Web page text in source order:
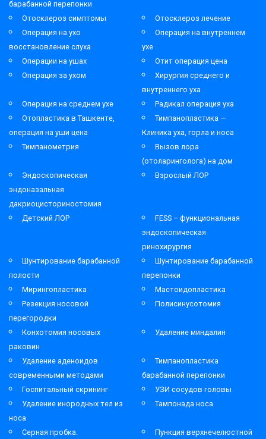
барабанной перепонки
Отосклероз симптомы
Отосклероз лечение
Операция на ухо
восстановление слуха
Операция на внутреннем
ухе
Операции на ушах
Отит операция цена
Операция за ухом
Хирургия среднего и
внутреннего уха
Операция на среднем ухе
Радикал операция уха
Отопластика в Ташкенте,
операция на уши цена
Тимпанопластика —
Клиника уха, горла и носа
Тимпанометрия
Вызов лора
(отоларинголога) на дом
Эндоскопическая
эндоназальная
дакриоцисториностомия
Взрослый ЛОР
Детский ЛОР
FESS – функциональная
эндоскопическая
ринохирургия
Шунтирование барабанной
полости
Шунтирование барабанной
перепонки
Мирингопластика
Мастоидопластика
Резекция носовой
перегородки
Полисинусотомия
Конхотомия носовых
раковин
Удаление миндалин
Удаление аденоидов
современными методами
Тимпанопластика
барабанной перепонки
Госпитальный скрининг
УЗИ сосудов головы
Удаление инородных тел из
носа
Тампонада носа
Серная пробка. Пункция верхнечелюстной